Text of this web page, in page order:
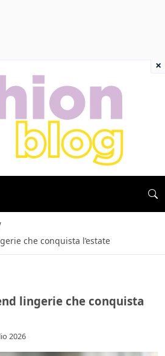
che conquista l’estate
lingerie che conquista
2026
×